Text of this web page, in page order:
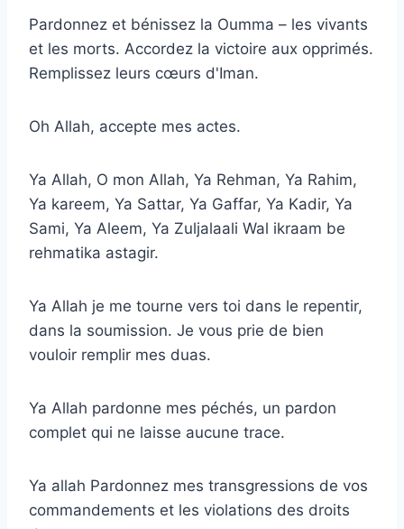
Pardonnez et bénissez la Oumma – les vivants
et les morts. Accordez la victoire aux opprimés.
Remplissez leurs cœurs d'Iman.
Oh Allah, accepte mes actes.
Ya Allah, O mon Allah, Ya Rehman, Ya Rahim,
Ya kareem, Ya Sattar, Ya Gaffar, Ya Kadir, Ya
Sami, Ya Aleem, Ya Zuljalaali Wal ikraam be
rehmatika astagir.
Ya Allah je me tourne vers toi dans le repentir,
dans la soumission. Je vous prie de bien
vouloir remplir mes duas.
Ya Allah pardonne mes péchés, un pardon
complet qui ne laisse aucune trace.
Ya allah Pardonnez mes transgressions de vos
commandements et les violations des droits